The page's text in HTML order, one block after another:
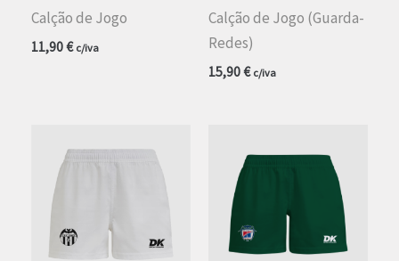
Calção de Jogo
11,90€ c/iva
Calção de Jogo (Guarda-
Redes)
15,90€ c/iva